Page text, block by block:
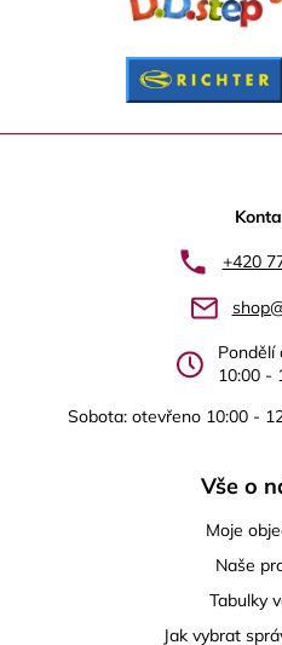
+420
Pondělí
10:00 -
Sobota: otevřeno 10:00 -
Vše o
Moje
Naše
Tabulky
Jak vybrat